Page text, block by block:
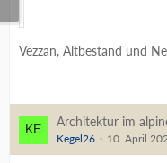
Vezzan, Altbestand und
Architektur im
Kegel26 10. April